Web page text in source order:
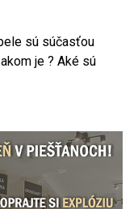
sú súčasťou
je ? Aké sú